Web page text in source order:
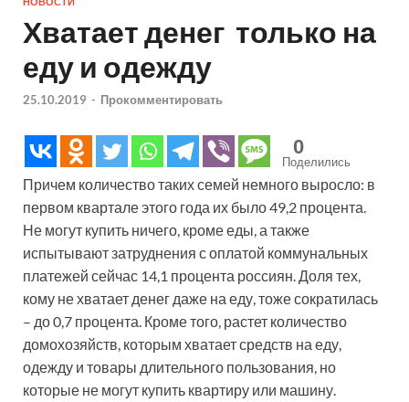
Хватает денег только на
еду и одежду
25.10.2019 - Прокомментировать
0
Поделились
Причем количество таких семей немного выросло: в
первом квартале этого года их было 49,2 процента.
Не могут купить ничего, кроме еды, а также
испытывают затруднения с оплатой коммунальных
платежей сейчас 14,1 процента россиян. Доля тех,
кому не хватает денег даже на еду, тоже сократилась
– до 0,7 процента. Кроме того, растет количество
домохозяйств, которым хватает средств на еду,
одежду и товары длительного пользования, но
которые не могут купить квартиру или машину.